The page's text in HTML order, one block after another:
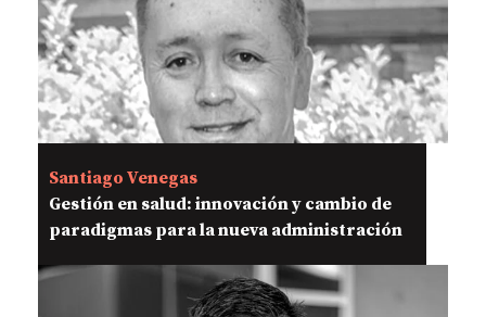
Santiago Venegas
Gestión en salud: innovación y cambio de
paradigmas para la nueva administración